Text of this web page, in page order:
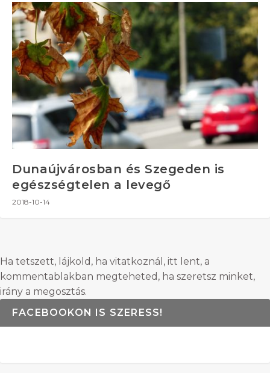
Dunaújvárosban és Szegeden is
egészségtelen a levegő
2018-10-14
Ha tetszett, lájkold, ha vitatkoznál, itt lent, a
kommentablakban megteheted, ha szeretsz minket,
irány a megosztás.
FACEBOOKON IS SZERESS!